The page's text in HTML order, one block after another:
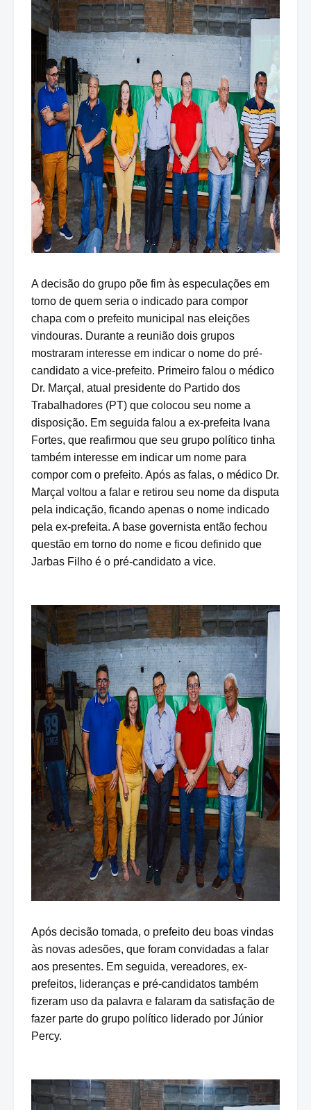
A decisão do grupo põe fim às especulações em
torno de quem seria o indicado para compor
chapa com o prefeito municipal nas eleições
vindouras. Durante a reunião dois grupos
mostraram interesse em indicar o nome do pré-
candidato a vice-prefeito. Primeiro falou o médico
Dr. Marçal, atual presidente do Partido dos
Trabalhadores (PT) que colocou seu nome a
disposição. Em seguida falou a ex-prefeita Ivana
Fortes, que reafirmou que seu grupo político tinha
também interesse em indicar um nome para
compor com o prefeito. Após as falas, o médico Dr.
Marçal voltou a falar e retirou seu nome da disputa
pela indicação, ficando apenas o nome indicado
pela ex-prefeita. A base governista então fechou
questão em torno do nome e ficou definido que
Jarbas Filho é o pré-candidato a vice.
Após decisão tomada, o prefeito deu boas vindas
às novas adesões, que foram convidadas a falar
aos presentes. Em seguida, vereadores, ex-
prefeitos, lideranças e pré-candidatos também
fizeram uso da palavra e falaram da satisfação de
fazer parte do grupo político liderado por Júnior
Percy.